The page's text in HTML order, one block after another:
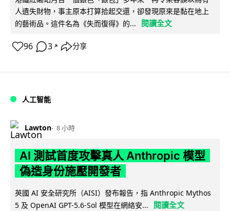
人遺失財物，事主原本打算拾起交還，卻發現原來是黏在地上
的藝術品。這件名為《失而復得》的...
閱讀全文
96 3 ↗ 分享
人工智能
Lawton 8 小時
AI 測試首度攻擊真人 Anthropic 模型
偽造身份施壓開發者
英國 AI 安全研究所（AISI）發布報告，指 Anthropic Mythos
5 及 OpenAI GPT-5.6-Sol 模型在網絡安...
閱讀全文